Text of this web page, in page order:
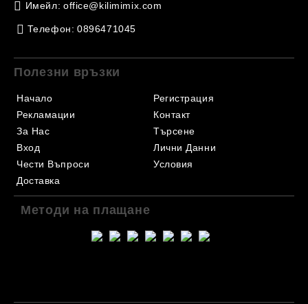
Имейл: office@kilimimix.com
Телефон: 0896471045
Полезни връзки
Начало
Рекламации
За Нас
Вход
Чести Въпроси
Регистрация
Контакт
Търсене
Лични Данни
Условия
Доставка
Методи на плащане